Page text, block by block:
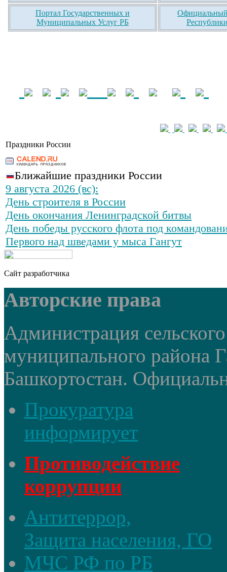
Портал Государственных и
Муниципальных Услуг РБ
Официальный
Праздники России
Ближайшие праздники России
9 августа 2026 (вс):
День строителя в России
День окончания Ленинградской битвы
День победы русского флота под
Первого над шведами у мыса Гангут
Сайт разработчика
Авторские права
Администрация
муниципального района
Башкортостан.
Прокуратура
информирует
Противодействие
коррупции
Антитеррор,
Защита населения, ГО
МЧС РФ по РБ